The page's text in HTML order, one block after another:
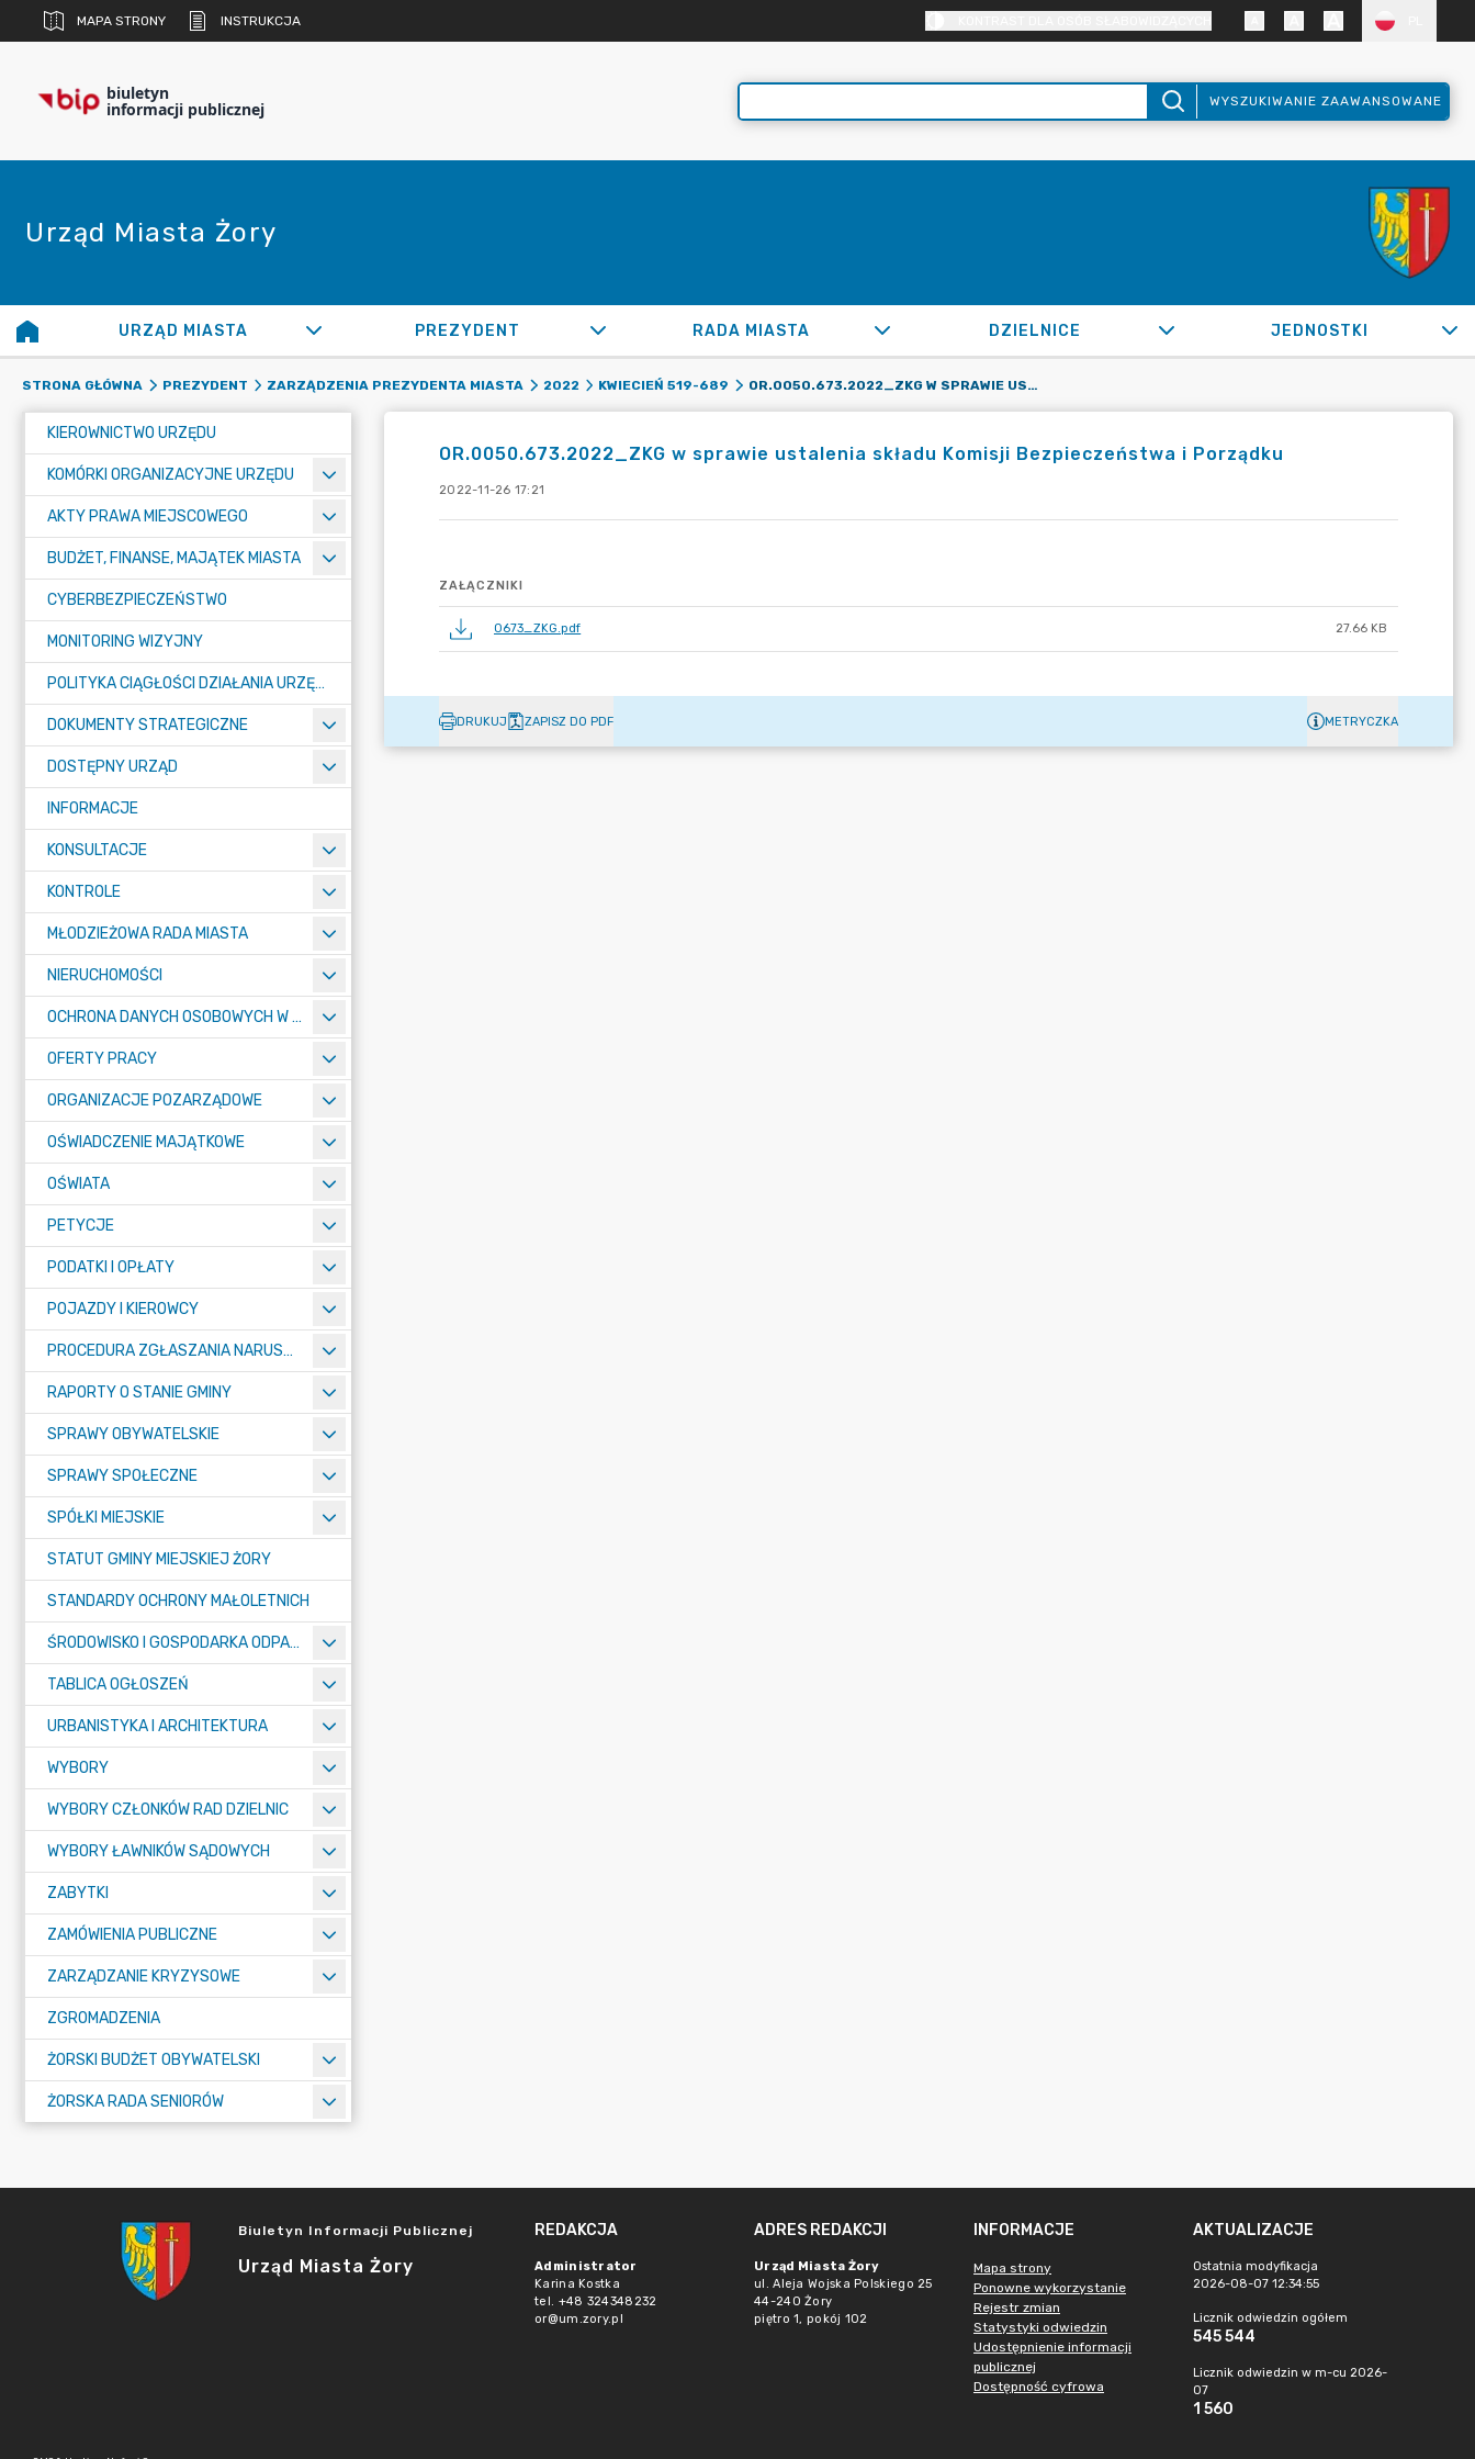
MAPA STRONY INSTRUKCJA
biuletyn
informacji publicznej WYSZUKIWANIE ZAAWANSOWANE
Urząd Miasta Żory
URZĄD MIASTA PREZYDENT RADA MIASTA DZIELNICE JEDNOSTKI
STRONA GŁÓWNA PREZYDENT ZARZĄDZENIA PREZYDENTA MIASTA 2022 KWIECIEŃ 519-689 OR.0050.673.2022_ZKG W SPRAWIE USTALENIA SKŁADU KOMISJI BEZPIECZEŃSTWA I PORZĄDKU
KIEROWNICTWO URZĘDU
KOMÓRKI ORGANIZACYJNE URZĘDU
AKTY PRAWA MIEJSCOWEGO
BUDŻET, FINANSE, MAJĄTEK MIASTA
CYBERBEZPIECZEŃSTWO
MONITORING WIZYJNY
POLITYKA CIĄGŁOŚCI DZIAŁANIA URZĘDU MIASTA ŻORY
DOKUMENTY STRATEGICZNE
DOSTĘPNY URZĄD
INFORMACJE
KONSULTACJE
KONTROLE
MŁODZIEŻOWA RADA MIASTA
NIERUCHOMOŚCI
OCHRONA DANYCH OSOBOWYCH W URZĘDZIE MIASTA ŻORY - RODO
OFERTY PRACY
ORGANIZACJE POZARZĄDOWE
OŚWIADCZENIE MAJĄTKOWE
OŚWIATA
PETYCJE
PODATKI I OPŁATY
POJAZDY I KIEROWCY
PROCEDURA ZGŁASZANIA NARUSZEŃ PRAWA
RAPORTY O STANIE GMINY
SPRAWY OBYWATELSKIE
SPRAWY SPOŁECZNE
SPÓŁKI MIEJSKIE
STATUT GMINY MIEJSKIEJ ŻORY
STANDARDY OCHRONY MAŁOLETNICH
ŚRODOWISKO I GOSPODARKA ODPADAMI
TABLICA OGŁOSZEŃ
URBANISTYKA I ARCHITEKTURA
WYBORY
WYBORY CZŁONKÓW RAD DZIELNIC
WYBORY ŁAWNIKÓW SĄDOWYCH
ZABYTKI
ZAMÓWIENIA PUBLICZNE
ZARZĄDZANIE KRYZYSOWE
ZGROMADZENIA
ŻORSKI BUDŻET OBYWATELSKI
ŻORSKA RADA SENIORÓW
OR.0050.673.2022_ZKG w sprawie ustalenia składu Komisji Bezpieczeństwa i Porządku
2022-11-26 17:21
ZAŁĄCZNIKI
0673_ZKG.pdf 27.66 KB
DRUKUJ ZAPISZ DO PDF METRYCZKA
Biuletyn Informacji Publicznej
Urząd Miasta Żory
REDAKCJA
Administrator
Karina Kostka
tel. +48 324348232
or@um.zory.pl
ADRES REDAKCJI
Urząd Miasta Żory
ul. Aleja Wojska Polskiego 25
44-240 Żory
piętro 1, pokój 102
INFORMACJE
Mapa strony
Ponowne wykorzystanie
Rejestr zmian
Statystyki odwiedzin
Udostępnienie informacji
publicznej
Dostępność cyfrowa
AKTUALIZACJE
Ostatnia modyfikacja
2026-08-07 12:34:55
Licznik odwiedzin ogółem
545 544
Licznik odwiedzin w m-cu 2026-
07
1 560